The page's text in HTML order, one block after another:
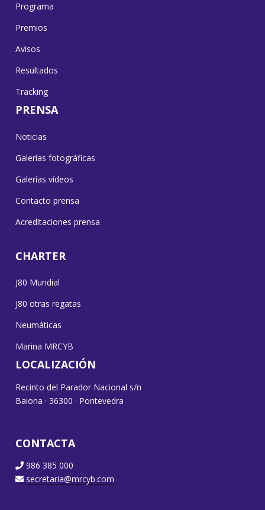
Programa
Premios
Avisos
Resultados
Tracking
PRENSA
Noticias
Galerías fotográficas
Galerías vídeos
Contacto prensa
Acreditaciones prensa
CHARTER
J80 Mundial
J80 otras regatas
Neumáticas
Marina MRCYB
LOCALIZACIÓN
Recinto del Parador Nacional s/n
Baiona · 36300 · Pontevedra
CONTACTA
986 385 000
secretaria@mrcyb.com